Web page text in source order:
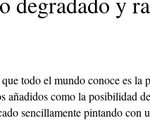
todo el mundo conoce es la
como la posibilidad
sencillamente pintando con